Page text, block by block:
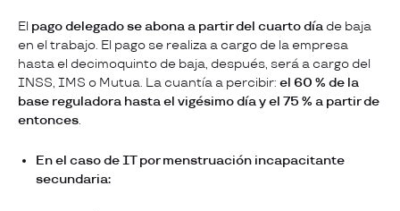
El pago delegadose abona a partir del cuarto día de baja
en el trabajo. El pago se realiza a cargo de la empresa
hasta el decimoquinto de baja, después, será a cargo del
INSS, IMS o Mutua. La cuantía a percibir: el 60 % de la
base reguladora hasta el vigésimo día y el 75 % a partir de
entonces.
En el caso de IT por menstruación incapacitante
secundaria: